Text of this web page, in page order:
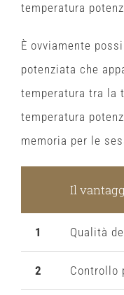
temperatura
È ovviamente
potenziata che
temperatura tra la
temperatura
memoria per le
Il
1 Qualità
2 Controllo